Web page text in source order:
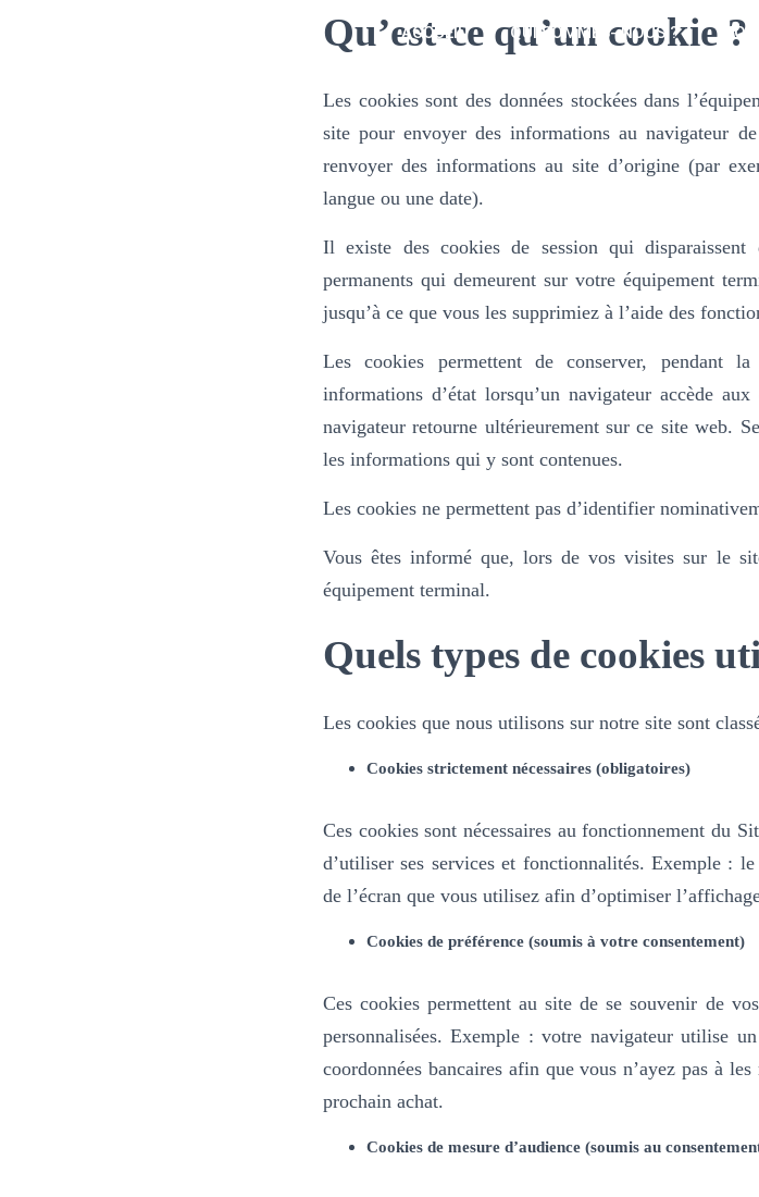
ACCUEIL QUI SOMMES- NOUS ?
Qu’est-ce qu’un cookie ?
Les cookies sont des données stockées dans
site pour envoyer des informations au navigateur
renvoyer des informations au site d’origine (par
langue ou une date).
Il existe des cookies de session qui
permanents qui demeurent sur votre équipement
jusqu’à ce que vous les supprimiez à l’aide des
Les cookies permettent de conserver, pendant
informations d’état lorsqu’un navigateur accède
navigateur retourne ultérieurement sur ce site web.
les informations qui y sont contenues.
Les cookies ne permettent pas d’identifier
Vous êtes informé que, lors de vos visites sur le
équipement terminal.
Quels types de cookies
Les cookies que nous utilisons sur notre site sont
Cookies strictement nécessaires (obligatoires)
Ces cookies sont nécessaires au fonctionnement du
d’utiliser ses services et fonctionnalités. Exemple :
de l’écran que vous utilisez afin d’optimiser
Cookies de préférence (soumis à votre consentement)
Ces cookies permettent au site de se souvenir de
personnalisées. Exemple : votre navigateur utilise
coordonnées bancaires afin que vous n’ayez pas à
prochain achat.
Cookies de mesure d’audience (soumis au